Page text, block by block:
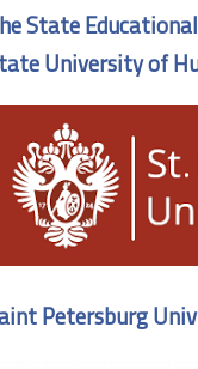
State
University of
Petersburg